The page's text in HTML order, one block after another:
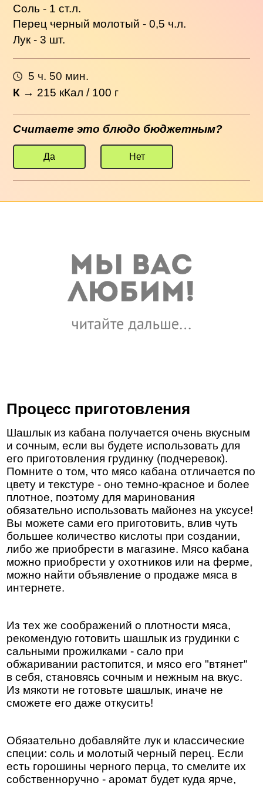
Соль - 1 ст.л.
Перец черный молотый - 0,5 ч.л.
Лук - 3 шт.
5 ч. 50 мин.
К → 215 кКал / 100 г
Считаете это блюдо бюджетным?
Да Нет
Процесс приготовления
Шашлык из кабана получается очень вкусным
и сочным, если вы будете использовать для
его приготовления грудинку (подчеревок).
Помните о том, что мясо кабана отличается по
цвету и текстуре - оно темно-красное и более
плотное, поэтому для маринования
обязательно использовать майонез на уксусе!
Вы можете сами его приготовить, влив чуть
большее количество кислоты при создании,
либо же приобрести в магазине. Мясо кабана
можно приобрести у охотников или на ферме,
можно найти объявление о продаже мяса в
интернете.
Из тех же соображений о плотности мяса,
рекомендую готовить шашлык из грудинки с
сальными прожилками - сало при
обжаривании растопится, и мясо его "втянет"
в себя, становясь сочным и нежным на вкус.
Из мякоти не готовьте шашлык, иначе не
сможете его даже откусить!
Обязательно добавляйте лук и классические
специи: соль и молотый черный перец. Если
есть горошины черного перца, то смелите их
собственноручно - аромат будет куда ярче,